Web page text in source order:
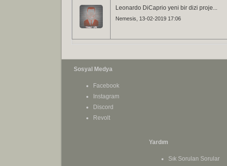
Leonardo DiCaprio yeni bir dizi proje...
Nemesis , 13-02-2019 17:06
Sosyal Medya
Facebook
Instagram
Discord
Revolt
Yardım
Sık Sorulan Sorular